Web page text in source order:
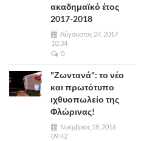
ακαδημαϊκό έτος
2017-2018
Αύγουστος 24, 2017
10:34
0
"Ζωντανά": το νέο
και πρωτότυπο
ιχθυοπωλείο της
Φλώρινας!
Νοέμβριος 18, 2016
09:42